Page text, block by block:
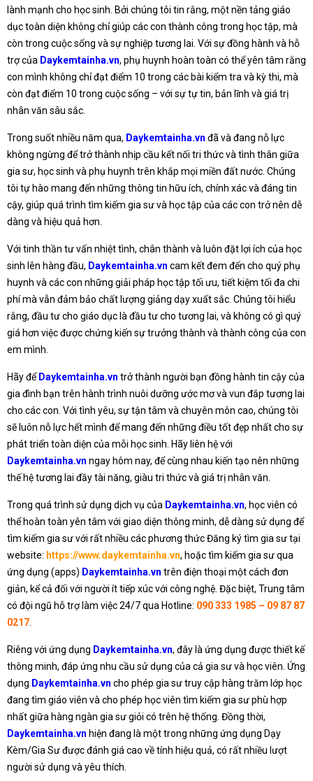
lành mạnh cho học sinh. Bởi chúng tôi tin rằng, một nền tảng giáo
dục toàn diện không chỉ giúp các con thành công trong học tập, mà
còn trong cuộc sống và sự nghiệp tương lai. Với sự đồng hành và hỗ
trợ của Daykemtainha.vn, phụ huynh hoàn toàn có thể yên tâm rằng
con mình không chỉ đạt điểm 10 trong các bài kiểm tra và kỳ thi, mà
còn đạt điểm 10 trong cuộc sống – với sự tự tin, bản lĩnh và giá trị
nhân văn sâu sắc.
Trong suốt nhiều năm qua, Daykemtainha.vn đã và đang nỗ lực
không ngừng để trở thành nhịp cầu kết nối tri thức và tình thân giữa
gia sư, học sinh và phụ huynh trên khắp mọi miền đất nước. Chúng
tôi tự hào mang đến những thông tin hữu ích, chính xác và đáng tin
cậy, giúp quá trình tìm kiếm gia sư và học tập của các con trở nên dễ
dàng và hiệu quả hơn.
Với tinh thần tư vấn nhiệt tình, chân thành và luôn đặt lợi ích của học
sinh lên hàng đầu, Daykemtainha.vn cam kết đem đến cho quý phụ
huynh và các con những giải pháp học tập tối ưu, tiết kiệm tối đa chi
phí mà vẫn đảm bảo chất lượng giảng dạy xuất sắc. Chúng tôi hiểu
rằng, đầu tư cho giáo dục là đầu tư cho tương lai, và không có gì quý
giá hơn việc được chứng kiến sự trưởng thành và thành công của con
em mình.
Hãy để Daykemtainha.vn trở thành người bạn đồng hành tin cậy của
gia đình bạn trên hành trình nuôi dưỡng ước mơ và vun đắp tương lai
cho các con. Với tình yêu, sự tận tâm và chuyên môn cao, chúng tôi
sẽ luôn nỗ lực hết mình để mang đến những điều tốt đẹp nhất cho sự
phát triển toàn diện của mỗi học sinh. Hãy liên hệ với
Daykemtainha.vn ngay hôm nay, để cùng nhau kiến tạo nên những
thế hệ tương lai đầy tài năng, giàu tri thức và giá trị nhân văn.
Trong quá trình sử dụng dịch vụ của Daykemtainha.vn, học viên có
thể hoàn toàn yên tâm với giao diện thông minh, dễ dàng sử dụng để
tìm kiếm gia sư với rất nhiều các phương thức Đăng ký tìm gia sư tại
website: https://www.daykemtainha.vn, hoặc tìm kiếm gia sư qua
ứng dụng (apps) Daykemtainha.vn trên điện thoại một cách đơn
giản, kể cả đối với người ít tiếp xúc với công nghệ. Đặc biệt, Trung tâm
có đội ngũ hỗ trợ làm việc 24/7 qua Hotline: 090 333 1985 – 09 87 87
0217.
Riêng với ứng dụng Daykemtainha.vn, đây là ứng dụng được thiết kế
thông minh, đáp ứng nhu cầu sử dụng của cả gia sư và học viên. Ứng
dụng Daykemtainha.vn cho phép gia sư truy cập hàng trăm lớp học
đang tìm giáo viên và cho phép học viên tìm kiếm gia sư phù hợp
nhất giữa hàng ngàn gia sư giỏi có trên hệ thống. Đồng thời,
Daykemtainha.vn hiện đang là một trong những ứng dụng Dạy
Kèm/Gia Sư được đánh giá cao về tính hiệu quả, có rất nhiều lượt
người sử dụng và yêu thích.